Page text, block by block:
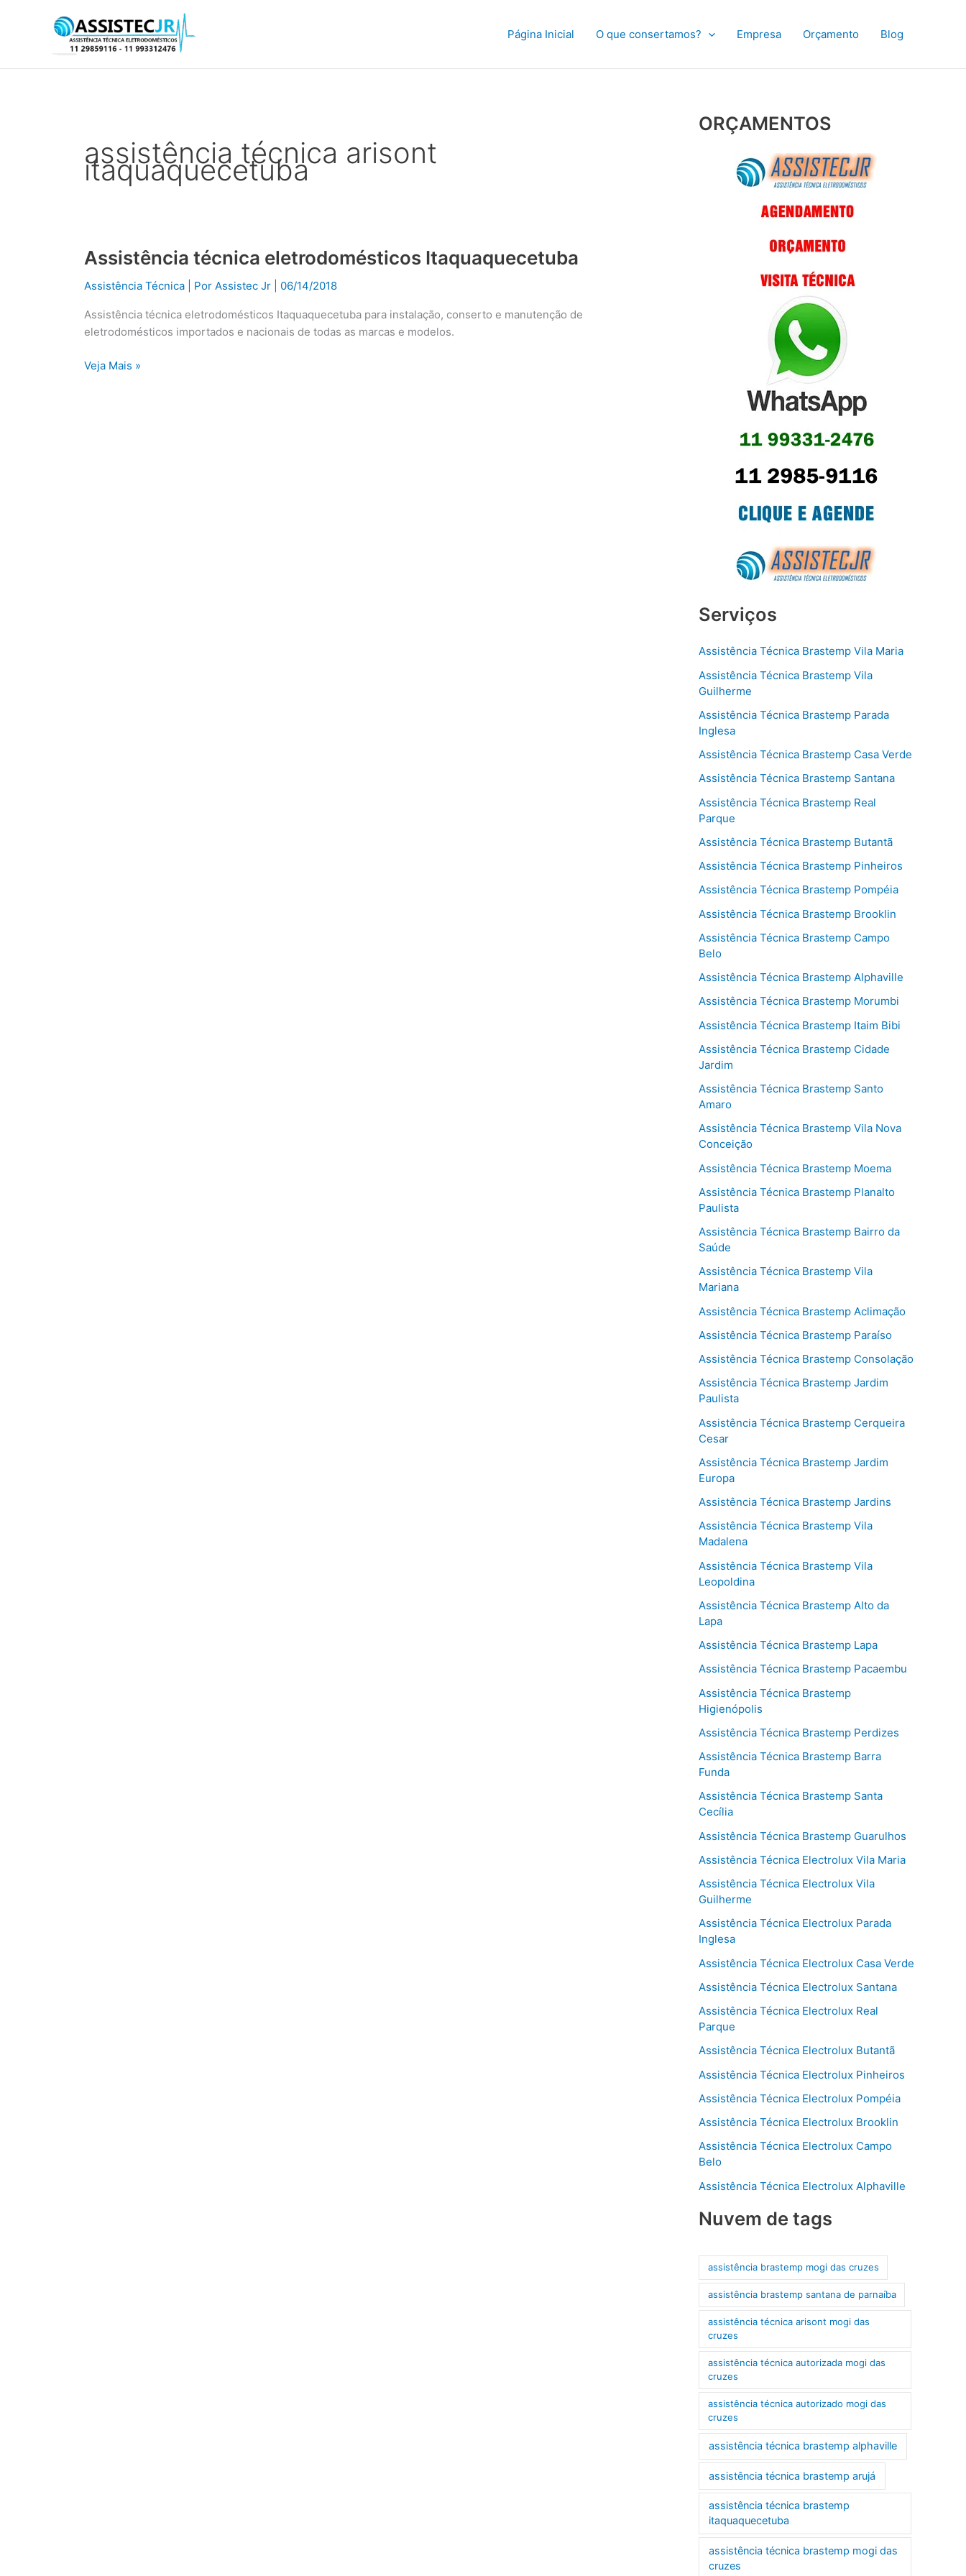
Página Inicial O que consertamos? Empresa Orçamento Blog
assistência técnica arisont
itaquaquecetuba
Assistência técnica eletrodomésticos Itaquaquecetuba
Assistência Técnica | Por Assistec Jr 06/14/2018
Assistência técnica eletrodomésticos Itaquaquecetuba para instalação, conserto e manutenção de
eletrodomésticos importados e nacionais de todas as marcas e modelos.
Assistência
eletrodomésticos
Veja Mais »
ORÇAMENTOS
Serviços
Assistência Técnica Brastemp Vila Maria
Assistência Técnica Brastemp Vila
Guilherme
Assistência Técnica Brastemp Parada
Inglesa
Assistência Técnica Brastemp Casa Verde
Assistência Técnica Brastemp Santana
Assistência Técnica Brastemp Real
Parque
Assistência Técnica Brastemp Butantã
Assistência Técnica Brastemp Pinheiros
Assistência Técnica Brastemp Pompéia
Assistência Técnica Brastemp Brooklin
Assistência Técnica Brastemp Campo
Belo
Assistência Técnica Brastemp Alphaville
Assistência Técnica Brastemp Morumbi
Assistência Técnica Brastemp Itaim Bibi
Assistência Técnica Brastemp Cidade
Jardim
Assistência Técnica Brastemp Santo
Amaro
Assistência Técnica Brastemp Vila Nova
Conceição
Assistência Técnica Brastemp Moema
Assistência Técnica Brastemp Planalto
Paulista
Assistência Técnica Brastemp Bairro da
Saúde
Assistência Técnica Brastemp Vila
Mariana
Assistência Técnica Brastemp Aclimação
Assistência Técnica Brastemp Paraíso
Assistência Técnica Brastemp Consolação
Assistência Técnica Brastemp Jardim
Paulista
Assistência Técnica Brastemp Cerqueira
Cesar
Assistência Técnica Brastemp Jardim
Europa
Assistência Técnica Brastemp Jardins
Assistência Técnica Brastemp Vila
Madalena
Assistência Técnica Brastemp Vila
Leopoldina
Assistência Técnica Brastemp Alto da
Lapa
Assistência Técnica Brastemp Lapa
Assistência Técnica Brastemp Pacaembu
Assistência Técnica Brastemp
Higienópolis
Assistência Técnica Brastemp Perdizes
Assistência Técnica Brastemp Barra
Funda
Assistência Técnica Brastemp Santa
Cecília
Assistência Técnica Brastemp Guarulhos
Assistência Técnica Electrolux Vila Maria
Assistência Técnica Electrolux Vila
Guilherme
Assistência Técnica Electrolux Parada
Inglesa
Assistência Técnica Electrolux Casa Verde
Assistência Técnica Electrolux Santana
Assistência Técnica Electrolux Real
Parque
Assistência Técnica Electrolux Butantã
Assistência Técnica Electrolux Pinheiros
Assistência Técnica Electrolux Pompéia
Assistência Técnica Electrolux Brooklin
Assistência Técnica Electrolux Campo
Belo
Assistência Técnica Electrolux Alphaville
Nuvem de tags
assistência brastemp mogi das cruzes
assistência brastemp santana de parnaíba
assistência técnica arisont mogi das
cruzes
assistência técnica autorizada mogi das
cruzes
assistência técnica autorizado mogi das
cruzes
assistência técnica brastemp alphaville
assistência técnica brastemp arujá
assistência técnica brastemp
itaquaquecetuba
assistência técnica brastemp mogi das
cruzes